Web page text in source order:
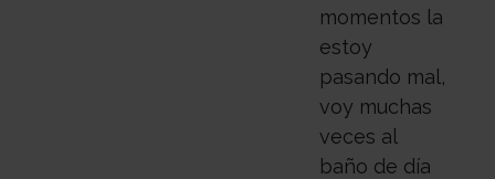
momentos la
estoy
pasando mal,
voy muchas
veces al
baño de día